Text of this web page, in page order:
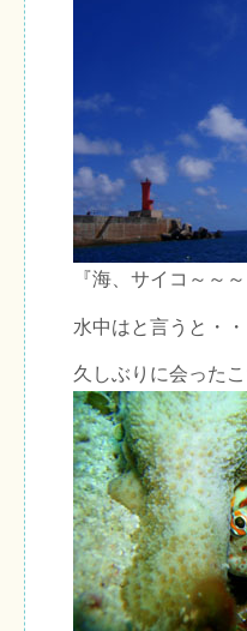
『海、サイコ～～～
水中はと言うと・・
久しぶりに会ったこ